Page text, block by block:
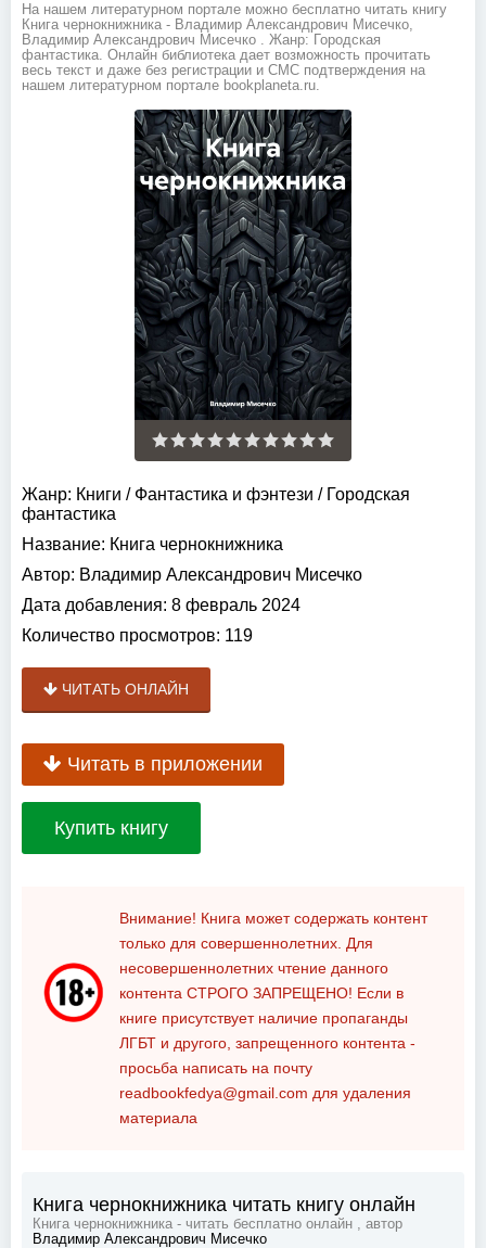
На нашем литературном портале можно бесплатно читать книгу
Книга чернокнижника - Владимир Александрович Мисечко,
Владимир Александрович Мисечко . Жанр: Городская
фантастика. Онлайн библиотека дает возможность прочитать
весь текст и даже без регистрации и СМС подтверждения на
нашем литературном портале bookplaneta.ru.
Жанр: Книги / Фантастика и фэнтези / Городская
фантастика
Название: Книга чернокнижника
Автор: Владимир Александрович Мисечко
Дата добавления: 8 февраль 2024
Количество просмотров: 119
ЧИТАТЬ ОНЛАЙН
Читать в приложении
Купить книгу
Внимание! Книга может содержать контент
только для совершеннолетних. Для
несовершеннолетних чтение данного
контента СТРОГО ЗАПРЕЩЕНО! Если в
книге присутствует наличие пропаганды
ЛГБТ и другого, запрещенного контента -
просьба написать на почту
readbookfedya@gmail.com для удаления
материала
Книга чернокнижника читать книгу онлайн
Книга чернокнижника - читать бесплатно онлайн , автор
Владимир Александрович Мисечко